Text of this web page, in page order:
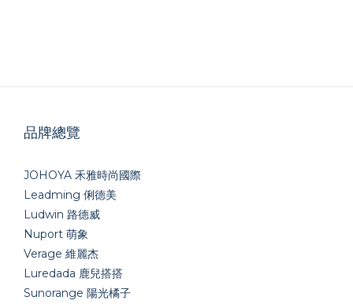
品牌總覽
JOHOYA 禾雅時尚國際
Leadming 俐德美
Ludwin 路德威
Nuport 萌象
Verage 維麗杰
Luredada 鹿兒搭搭
Sunorange 陽光橘子